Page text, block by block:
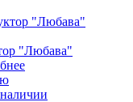
"Любава"